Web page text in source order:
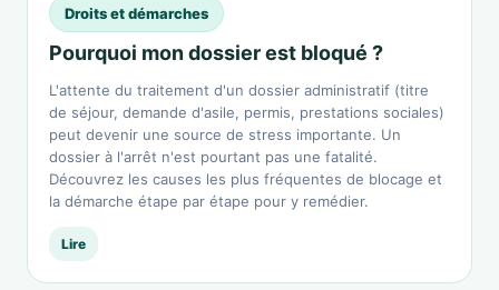
Droits et démarches
Pourquoi mon dossier est bloqué ?
L'attente du traitement d'un dossier administratif (titre
de séjour, demande d'asile, permis, prestations sociales)
peut devenir une source de stress importante. Un
dossier à l'arrêt n'est pourtant pas une fatalité.
Découvrez les causes les plus fréquentes de blocage et
la démarche étape par étape pour y remédier.
Lire